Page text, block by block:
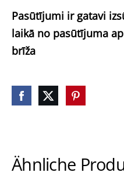
Pasūtījumi ir gatavi
laikā no pasūtījuma
brīža
Ähnliche